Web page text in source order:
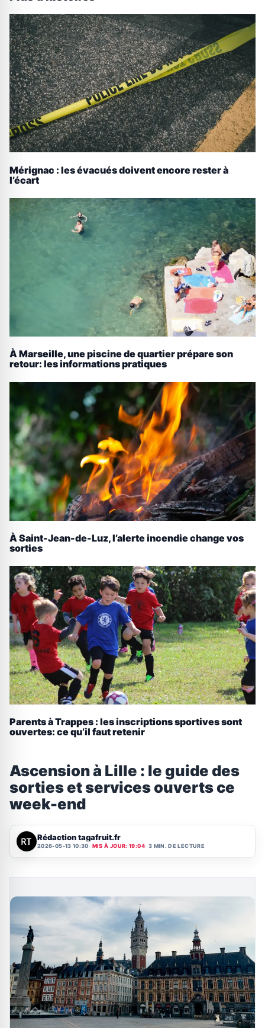
Mérignac : les évacués doivent encore rester à
l’écart
À Marseille, une piscine de quartier prépare son
retour: les informations pratiques
À Saint-Jean-de-Luz, l’alerte incendie change vos
sorties
Parents à Trappes : les inscriptions sportives sont
ouvertes: ce qu’il faut retenir
Ascension à Lille : le guide des
sorties et services ouverts ce
week-end
Rédaction tagafruit.fr
2026-05-13 10:30 MIS À JOUR: 19:04 3 MIN. DE LECTURE